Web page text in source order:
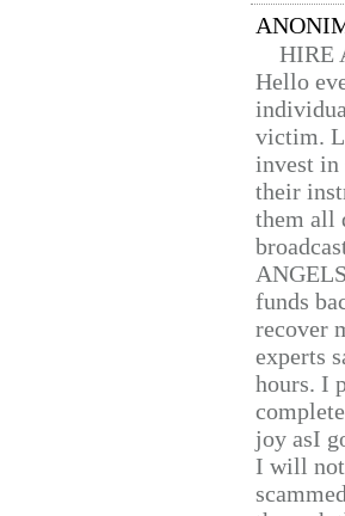
HIRE
Hello
victim.
invest
their
them all
funds
recover
experts
hours. I
joy asI
I will not